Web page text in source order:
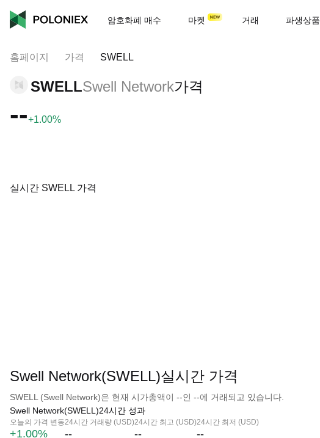
암호화폐 매수 마켓 거래 파생상품
홈페이지 가격 SWELL
SWELLSwell Network가격
--+1.00%
실시간 SWELL 가격
Swell Network(SWELL)실시간 가격
SWELL (Swell Network)은 현재 시가총액이 --인 --에 거래되고 있습니다.
Swell Network(SWELL)24시간 성과
오늘의 가격 변동
+1.00%
24시간 거래량 (USD)
--
24시간 최고 (USD)
--
24시간 최저 (USD)
--